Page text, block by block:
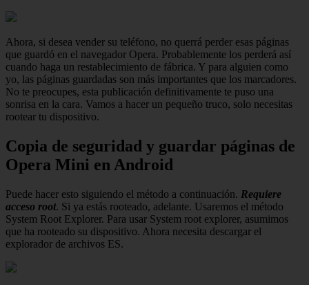
Ahora, si desea vender su teléfono, no querrá perder esas páginas
que guardó en el navegador Opera. Probablemente los perderá así
cuando haga un restablecimiento de fábrica. Y para alguien como
yo, las páginas guardadas son más importantes que los marcadores.
No te preocupes, esta publicación definitivamente te puso una
sonrisa en la cara. Vamos a hacer un pequeño truco, solo necesitas
rootear tu dispositivo.
Copia de seguridad y guardar páginas de
Opera Mini en Android
Puede hacer esto siguiendo el método a continuación. Requiere
acceso root. Si ya estás rooteado, adelante. Usaremos el método
System Root Explorer. Para usar System root explorer, asumimos
que ha rooteado su dispositivo. Ahora necesita descargar el
explorador de archivos ES.